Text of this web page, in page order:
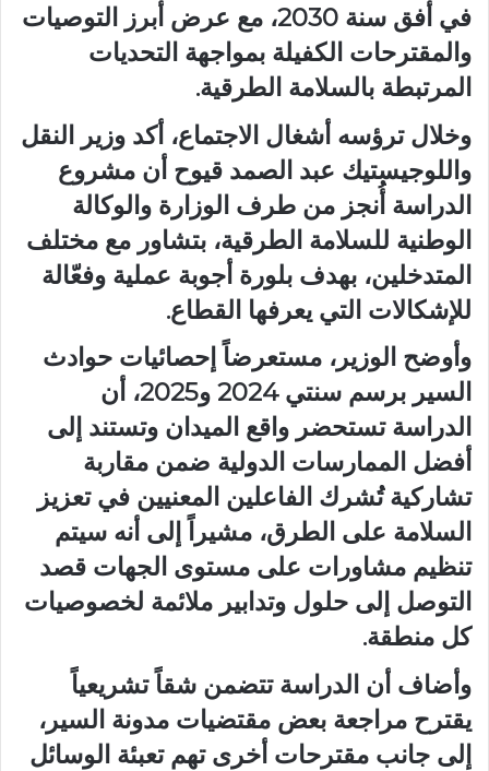
في أفق سنة 2030، مع عرض أبرز التوصيات
والمقترحات الكفيلة بمواجهة التحديات
المرتبطة بالسلامة الطرقية.
وخلال ترؤسه أشغال الاجتماع، أكد وزير النقل
واللوجيستيك عبد الصمد قيوح أن مشروع
الدراسة أُنجز من طرف الوزارة والوكالة
الوطنية للسلامة الطرقية، بتشاور مع مختلف
المتدخلين، بهدف بلورة أجوبة عملية وفعّالة
للإشكالات التي يعرفها القطاع.
وأوضح الوزير، مستعرضاً إحصائيات حوادث
السير برسم سنتي 2024 و2025، أن
الدراسة تستحضر واقع الميدان وتستند إلى
أفضل الممارسات الدولية ضمن مقاربة
تشاركية تُشرك الفاعلين المعنيين في تعزيز
السلامة على الطرق، مشيراً إلى أنه سيتم
تنظيم مشاورات على مستوى الجهات قصد
التوصل إلى حلول وتدابير ملائمة لخصوصيات
كل منطقة.
وأضاف أن الدراسة تتضمن شقاً تشريعياً
يقترح مراجعة بعض مقتضيات مدونة السير،
إلى جانب مقترحات أخرى تهم تعبئة الوسائل